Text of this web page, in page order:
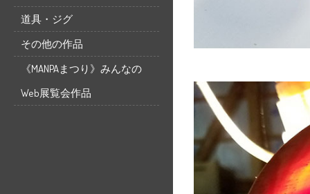
道具・ジグ
その他の作品
《MANPAまつり》みんなの
Web展覧会作品